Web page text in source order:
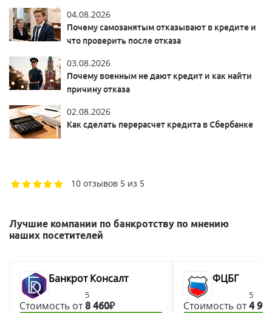
04.08.2026
Почему самозанятым отказывают в кредите и
что проверить после отказа
03.08.2026
Почему военным не дают кредит и как найти
причину отказа
02.08.2026
Как сделать перерасчет кредита в Сбербанке
10 отзывов 5 из 5
Лучшие компании по банкротству по мнению
наших посетителей
Банкрот Консалт
5
Стоимость от8 460₽
ФЦБГ
5
Стоимость от4